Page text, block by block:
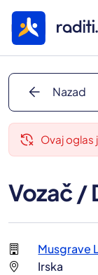
arrow_back Nazad
delete_history Ovaj oglas
Vozač /
Musgrave
Irska